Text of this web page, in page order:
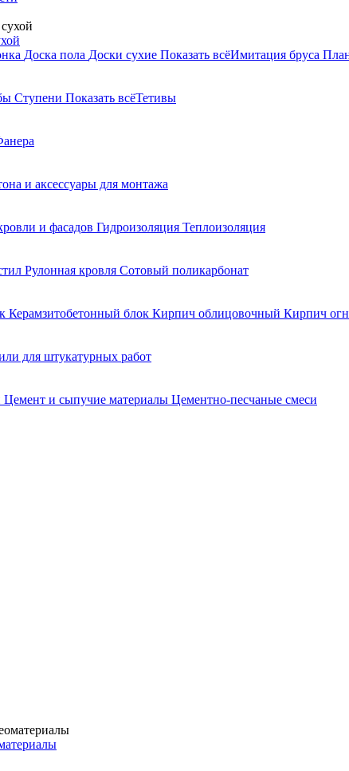
Доска пола Доски сухие Показать всёИмитация бруса
Ступени Показать всёТетивы
и аксессуары для монтажа
и фасадов Гидроизоляция Теплоизоляция
Рулонная кровля Сотовый поликарбонат
Керамзитобетонный блок Кирпич облицовочный Кирпич
для штукатурных работ
Цемент и сыпучие материалы Цементно-песчаные смеси